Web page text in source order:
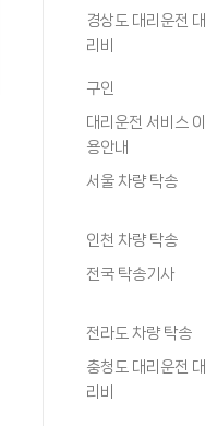
경상도 대리운전 대
리비
구인
대리운전 서비스 이
용안내
서울 차량 탁송
인천 차량 탁송
전국 탁송기사
전라도 차량 탁송
충청도 대리운전 대
리비